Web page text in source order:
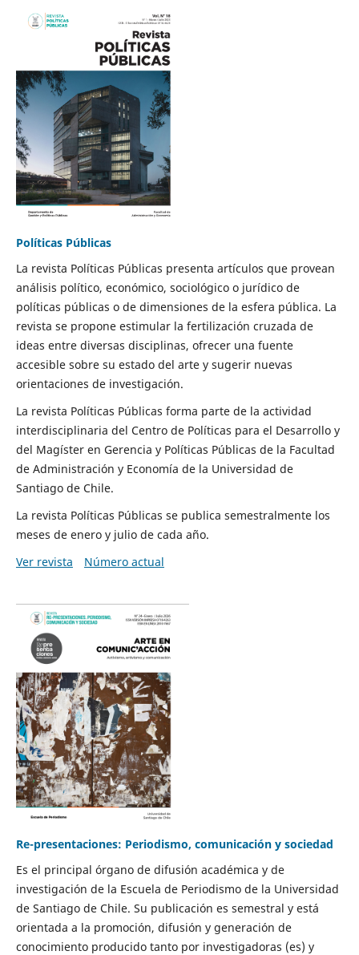
Políticas Públicas
La revista Políticas Públicas presenta artículos que provean
análisis político, económico, sociológico o jurídico de
políticas públicas o de dimensiones de la esfera pública. La
revista se propone estimular la fertilización cruzada de
ideas entre diversas disciplinas, ofrecer una fuente
accesible sobre su estado del arte y sugerir nuevas
orientaciones de investigación.
La revista Políticas Públicas forma parte de la actividad
interdisciplinaria del Centro de Políticas para el Desarrollo y
del Magíster en Gerencia y Políticas Públicas de la Facultad
de Administración y Economía de la Universidad de
Santiago de Chile.
La revista Políticas Públicas se publica semestralmente los
meses de enero y julio de cada año.
Ver revista
Número actual
Re-presentaciones: Periodismo, comunicación y sociedad
Es el principal órgano de difusión académica y de
investigación de la Escuela de Periodismo de la Universidad
de Santiago de Chile. Su publicación es semestral y está
orientada a la promoción, difusión y generación de
conocimiento producido tanto por investigadoras (es) y